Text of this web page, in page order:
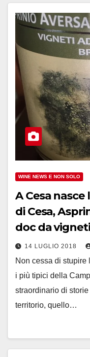
WINE NEWS E NON SOLO
A Cesa
di Cesa,
doc da
14 LUGLIO 2018
Non cessa di stupire
i più tipici della
straordinario di
territorio, quello…